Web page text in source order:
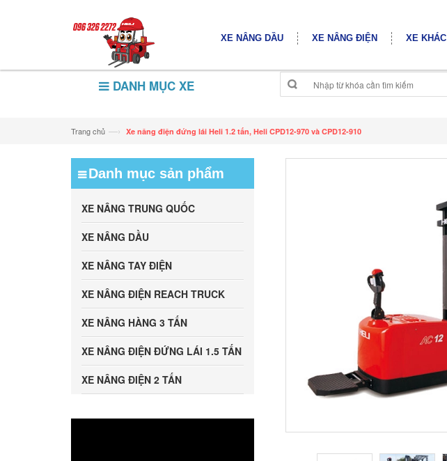
XE NÂNG DẦU XE NÂNG ĐIỆN XE KHÁC
DANH MỤC XE
Trang chủ —› Xe nâng điện đứng lái Heli 1.2 tấn, Heli CPD12-970 và CPD12-910
Danh mục sản phẩm
XE NÂNG TRUNG QUỐC
XE NÂNG DẦU
XE NÂNG TAY ĐIỆN
XE NÂNG ĐIỆN REACH TRUCK
XE NÂNG HÀNG 3 TẤN
XE NÂNG ĐIỆN ĐỨNG LÁI 1.5 TẤN
XE NÂNG ĐIỆN 2 TẤN